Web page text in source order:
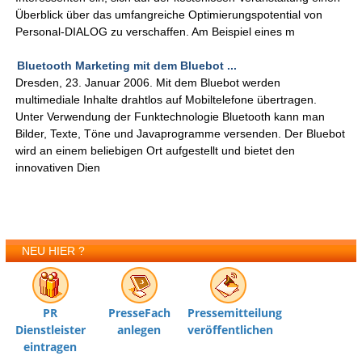
Überblick über das umfangreiche Optimierungspotential von
Personal-DIALOG zu verschaffen. Am Beispiel eines m
Bluetooth Marketing mit dem Bluebot ...
Dresden, 23. Januar 2006. Mit dem Bluebot werden
multimediale Inhalte drahtlos auf Mobiltelefone übertragen.
Unter Verwendung der Funktechnologie Bluetooth kann man
Bilder, Texte, Töne und Javaprogramme versenden. Der Bluebot
wird an einem beliebigen Ort aufgestellt und bietet den
innovativen Dien
NEU HIER ?
PR
Dienstleister
eintragen
PresseFach
anlegen
Pressemitteilung
veröffentlichen